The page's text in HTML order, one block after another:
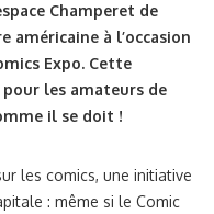
Champeret de
américaine à l’occasion
Expo. Cette
les amateurs de
il se doit !
les comics, une initiative
: même si le Comic